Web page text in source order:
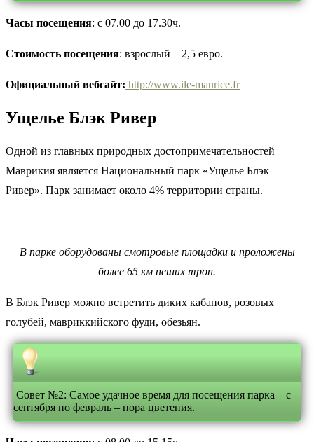
Часы посещения: с 07.00 до 17.30ч.
Стоимость посещения: взрослый – 2,5 евро.
Официальный вебсайт: http://www.ile-maurice.fr
Ущелье Блэк Ривер
Одной из главных природных достопримечательностей
Маврикия является Национальный парк «Ущелье Блэк
Ривер». Парк занимает около 4% территории страны.
В парке оборудованы смотровые площадки и проложены
более 65 км пеших троп.
В Блэк Ривер можно встретить диких кабанов, розовых
голубей, мавриккийского фуди, обезьян.
Совет №2: Самое удачное время для посещения парка – с
сентября по февраль – пора цветения.